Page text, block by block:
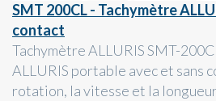
SMT 200CL - Tachymètre
contact
Tachymètre ALLURIS SMT-
ALLURIS portable avec et sans
rotation, la vitesse et la